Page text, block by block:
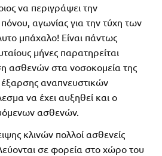
να περιγράψει την
αγωνίας για την τύχη των
μπάχαλο! Είναι πάντως
μήνες παρατηρείται
ασθενών στα νοσοκομεία της
αναπνευστικών
να έχει αυξηθεί και ο
ασθενών.
κλινών πολλοί ασθενείς
σε φορεία στο χώρο του